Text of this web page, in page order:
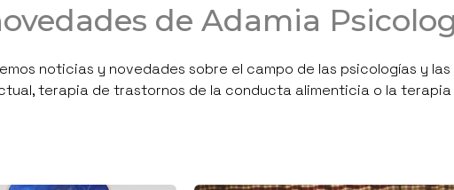
de Adamia
noticias y novedades sobre el campo de las psicologías y
terapia de trastornos de la conducta alimenticia o la terapia